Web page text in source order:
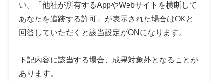
い。「他社が所有するAppやWebサイトを横断して
あなたを追跡する許可」が表示された場合はOKと
回答していただくと該当設定がONになります。
下記内容に該当する場合、成果対象外となることが
あります。